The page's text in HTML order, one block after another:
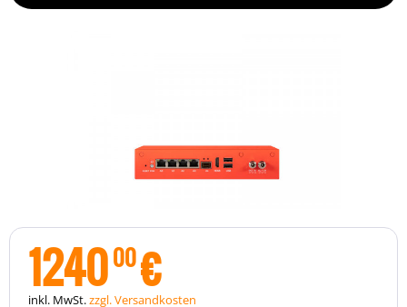
124000€
inkl. MwSt.zzgl. Versandkosten